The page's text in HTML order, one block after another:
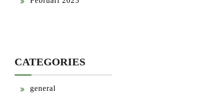
CATEGORIES
general